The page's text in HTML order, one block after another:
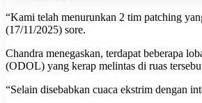
“Kami telah menurunkan 2 tim patching
(17/11/2025) sore.
Chandra menegaskan, terdapat beberapa
(ODOL) yang kerap melintas di ruas
“Selain disebabkan cuaca ekstrim dengan